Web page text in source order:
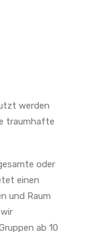
werden
traumhafte
oder
einen
und Raum
ab 10